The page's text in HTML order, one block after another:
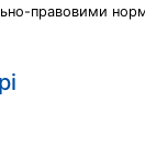
правовими